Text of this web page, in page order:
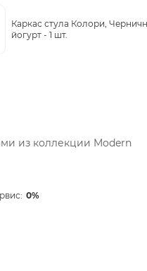
Каркас стула Колори,
йогурт - 1 шт.
из коллекции Modern
0%